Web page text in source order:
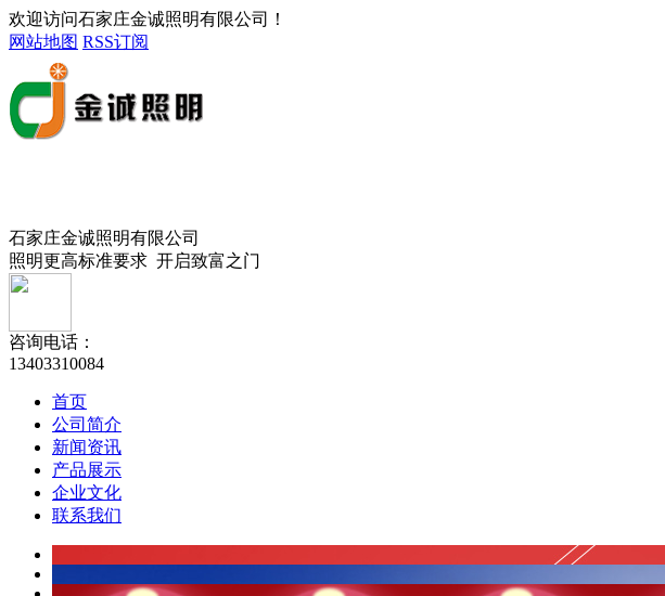
欢迎访问石家庄金诚照明有限公司！
网站地图 RSS订阅
石家庄金诚照明有限公司
照明更高标准要求 开启致富之门
咨询电话：
13403310084
首页
公司简介
新闻资讯
产品展示
企业文化
联系我们